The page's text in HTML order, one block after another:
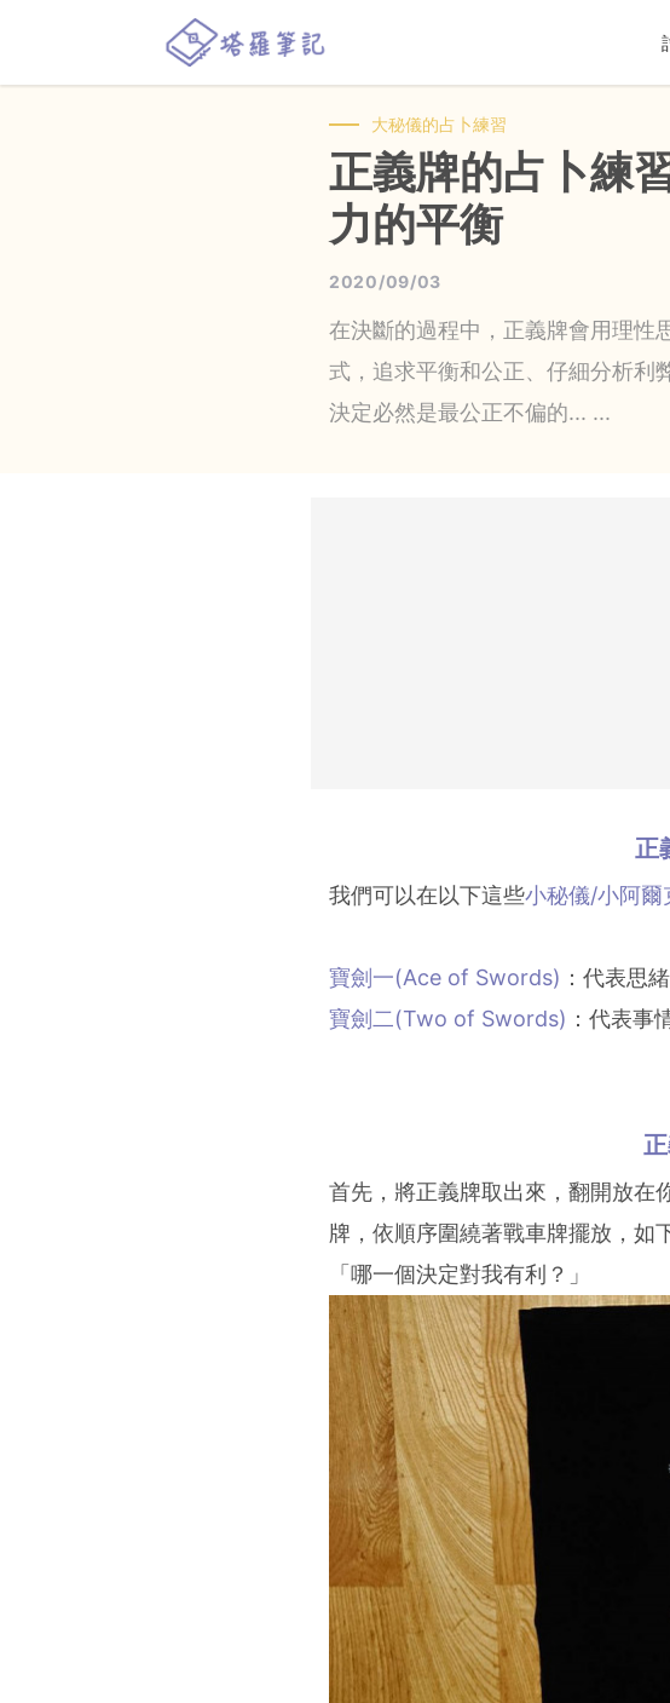
大秘儀的占卜練習
正義牌的占卜練
力的平衡
2020/09/03
在決斷的過程中，正義牌會用理性
式，追求平衡和公正、仔細分析利
決定必然是最公正不偏的... ...
正
我們可以在以下這些小秘儀/小阿爾
寶劍一(Ace of Swords) ：代表思
寶劍二(Two of Swords) ：代表事
首先，將正義牌取出來，翻開放在
牌，依順序圍繞著戰車牌擺放，如
「哪一個決定對我有利？」